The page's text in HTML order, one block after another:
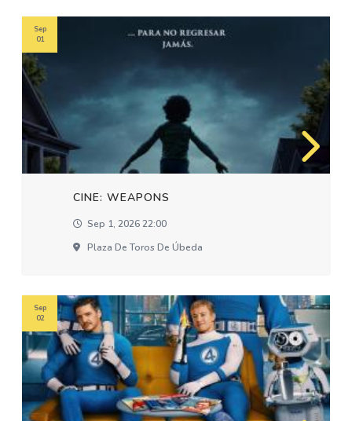
CINE: WEAPONS
Sep 1, 2026 22:00
Plaza De Toros De Úbeda
Sep
01
Sep
02